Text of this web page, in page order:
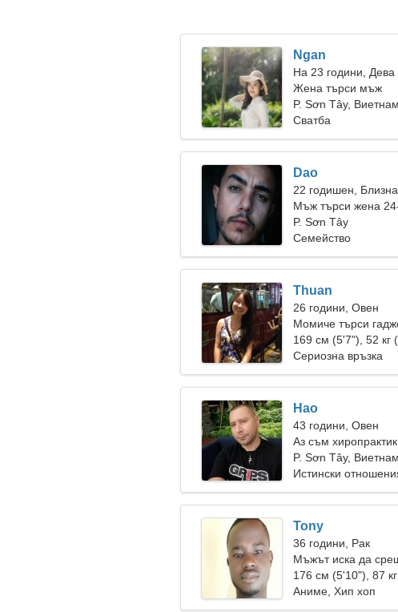
Ngan
На 23 години, Дева
Жена търси мъж
P. Sơn Tây, Виетнам
Сватба
Dao
22 годишен,
Мъж търси жена
P. Sơn Tây
Семейство
Thuan
26 години, Овен
Момиче търси
169 см (5'7"), 52 кг
Сериозна връзка
Hao
43 години, Овен
Аз съм
забавна жена
P. Sơn Tây, Виетнам
Истински
Tony
36 години, Рак
Мъжът иска да
176 см (5'10"), 87
Аниме, Хип хоп